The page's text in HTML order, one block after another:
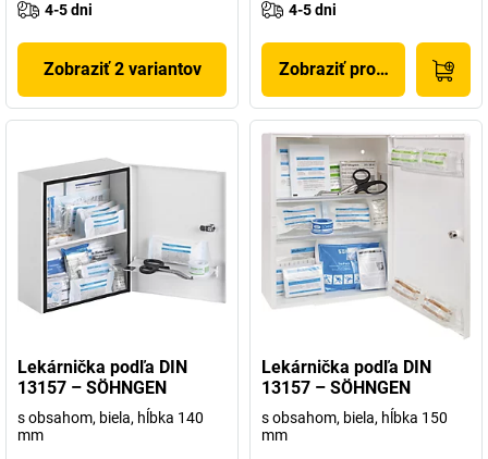
4-5 dni
Zobraziť 2 variantov
4-5 dni
Zobraziť produkt
Lekárnička podľa DIN
13157 – SÖHNGEN
s obsahom, biela, hĺbka 140
mm
Lekárnička podľa DIN
13157 – SÖHNGEN
s obsahom, biela, hĺbka 150
mm